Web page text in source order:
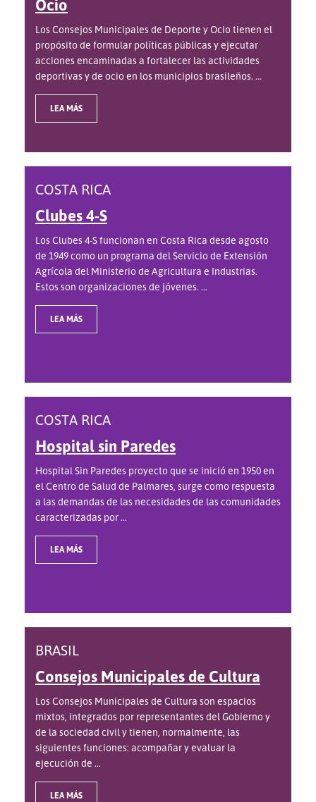
Ocio
Los Consejos Municipales de Deporte y Ocio tienen el
propósito de formular políticas públicas y ejecutar
acciones encaminadas a fortalecer las actividades
deportivas y de ocio en los municipios brasileños. ...
LEA MÁS
COSTA RICA
Clubes 4-S
Los Clubes 4-S funcionan en Costa Rica desde agosto
de 1949 como un programa del Servicio de Extensión
Agrícola del Ministerio de Agricultura e Industrias.
Estos son organizaciones de jóvenes. ...
LEA MÁS
COSTA RICA
Hospital sin Paredes
Hospital Sin Paredes proyecto que se inició en 1950 en
el Centro de Salud de Palmares, surge como respuesta
a las demandas de las necesidades de las comunidades
caracterizadas por ...
LEA MÁS
BRASIL
Consejos Municipales de Cultura
Los Consejos Municipales de Cultura son espacios
mixtos, integrados por representantes del Gobierno y
de la sociedad civil y tienen, normalmente, las
siguientes funciones: acompañar y evaluar la
ejecución de ...
LEA MÁS